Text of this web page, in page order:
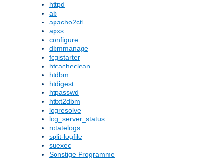
httpd
ab
apache2ctl
apxs
configure
dbmmanage
fcgistarter
htcacheclean
htdbm
htdigest
htpasswd
httxt2dbm
logresolve
log_server_status
rotatelogs
split-logfile
suexec
Sonstige Programme